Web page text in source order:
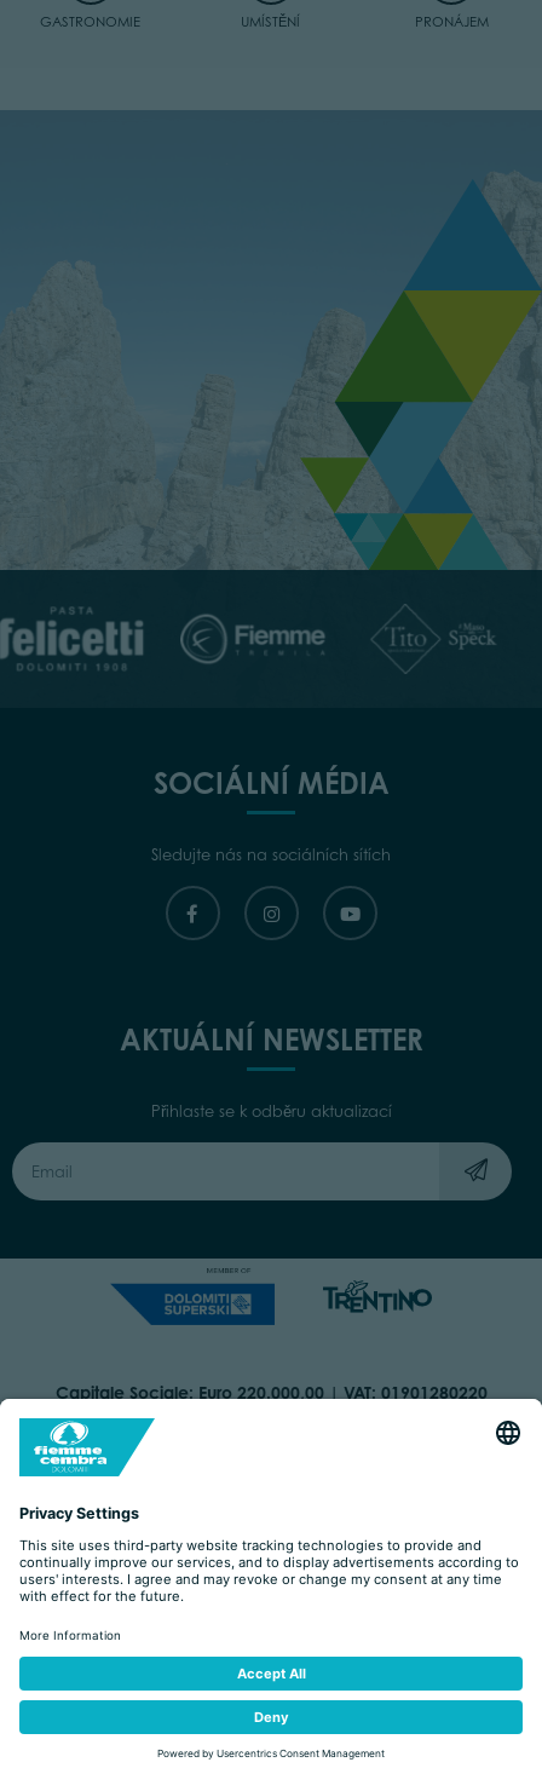
GASTRONOMIE UMÍSTĚNÍ PRONÁJEM
ŽÁDOST ZAREZERVUJ
SOCIÁLNÍ MÉDIA
Sledujte nás na sociálních sítích
AKTUÁLNÍ NEWSLETTER
Přihlaste se k odběru aktualizací
Capitale Sociale: Euro 220.000,00 | VAT: 01901280220
COOKIES IMPRINT
ORGANIZZAZIONE TRASPARENTE